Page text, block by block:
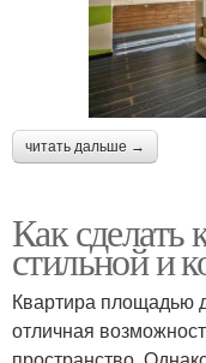
читать дальше →
Как сделать
стильной и
Квартира площадью
отличная